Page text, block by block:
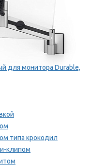
для монитора Durable,
типа крокодил
клипом